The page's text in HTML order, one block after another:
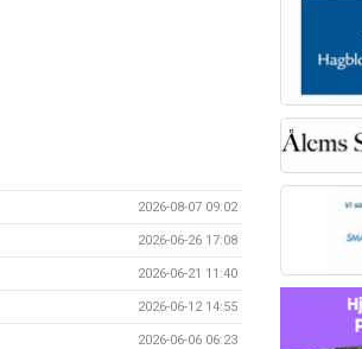
2026-08-07 09:02
2026-06-26 17:08
2026-06-21 11:40
2026-06-12 14:55
2026-06-06 06:23